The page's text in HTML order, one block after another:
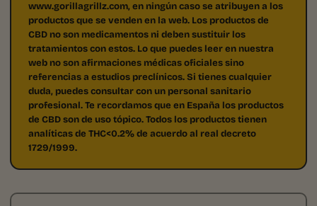
www.gorillagrillz.com, en ningún caso se atribuyen a los
productos que se venden en la web. Los productos de
CBD no son medicamentos ni deben sustituir los
tratamientos con estos. Lo que puedes leer en nuestra
web no son afirmaciones médicas oficiales sino
referencias a estudios preclínicos. Si tienes cualquier
duda, puedes consultar con un personal sanitario
profesional. Te recordamos que en España los productos
de CBD son de uso tópico. Todos los productos tienen
analíticas de THC<0.2% de acuerdo al real decreto
1729/1999.